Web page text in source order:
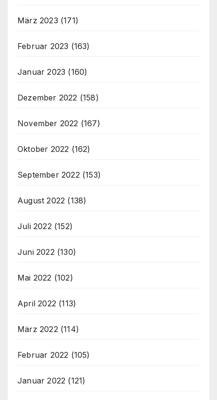
März 2023 (171)
Februar 2023 (163)
Januar 2023 (160)
Dezember 2022 (158)
November 2022 (167)
Oktober 2022 (162)
September 2022 (153)
August 2022 (138)
Juli 2022 (152)
Juni 2022 (130)
Mai 2022 (102)
April 2022 (113)
März 2022 (114)
Februar 2022 (105)
Januar 2022 (121)